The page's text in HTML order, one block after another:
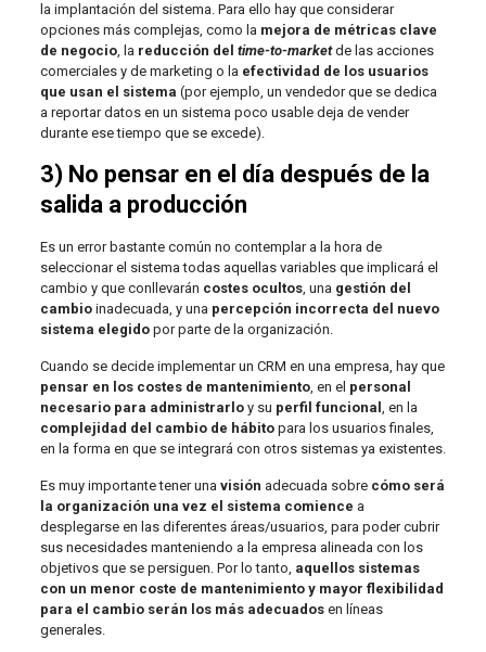
la implantación del sistema. Para ello hay que considerar
opciones más complejas, como la mejora de métricas clave
de negocio, la reducción del time-to-market de las acciones
comerciales y de marketing o la efectividad de los usuarios
que usan el sistema (por ejemplo, un vendedor que se dedica
a reportar datos en un sistema poco usable deja de vender
durante ese tiempo que se excede).
3) No pensar en el día después de la
salida a producción
Es un error bastante común no contemplar a la hora de
seleccionar el sistema todas aquellas variables que implicará el
cambio y que conllevarán costes ocultos, una gestión del
cambio inadecuada, y una percepción incorrecta del nuevo
sistema elegidopor parte de la organización.
Cuando se decide implementar un CRM en una empresa, hay que
pensar en los costes de mantenimiento, en el personal
necesario para administrarloy su perfil funcional , en la
complejidad del cambio de hábitopara los usuarios finales,
en la forma en que se integrará con otros sistemas ya existentes.
Es muy importante tener una visión adecuada sobre cómo será
la organización una vez el sistema comience a
desplegarse en las diferentes áreas/usuarios, para poder cubrir
sus necesidades manteniendo a la empresa alineada con los
objetivos que se persiguen. Por lo tanto, aquellos sistemas
con un menor coste de mantenimiento y mayor flexibilidad
para el cambio serán los más adecuadosen líneas
generales.